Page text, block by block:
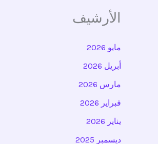
الأرشيف
مايو 2026
أبريل 2026
مارس 2026
فبراير 2026
يناير 2026
ديسمبر 2025